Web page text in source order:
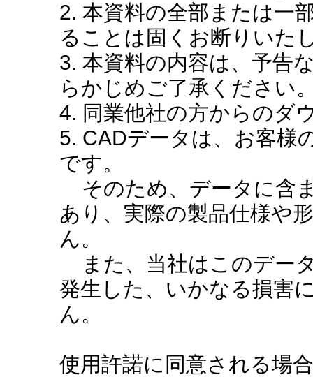
2. 本資料の全部または一
ることは固くお断りいた
3. 本資料の内容は、予告
らかじめご了承ください
4. 同業他社の方からのダ
5. CADデータは、お客様
です。
そのため、データに含
あり、実際の製品仕様や
ん。
また、当社はこのデー
発生した、いかなる損害
ん。
使用許諾に同意される場